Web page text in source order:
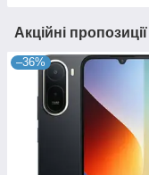
Акційні
–36%